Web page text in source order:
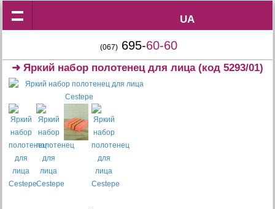
UA
UA
(067) 695-60-60
➜Яркий набор полотенец для лица(код 5293/01)